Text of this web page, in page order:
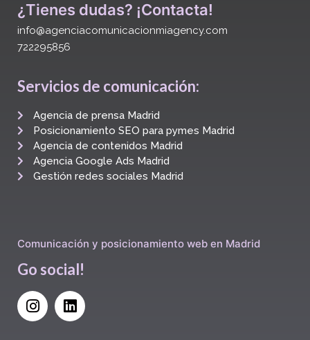
¿Tienes dudas? ¡Contacta!
info@agenciacomunicacionmiagency.com
722295856
Servicios de comunicación:
Agencia de prensa Madrid
Posicionamiento SEO para pymes Madrid
Agencia de contenidos Madrid
Agencia Google Ads Madrid
Gestión redes sociales Madrid
Comunicación y posicionamiento web en Madrid
Go social!